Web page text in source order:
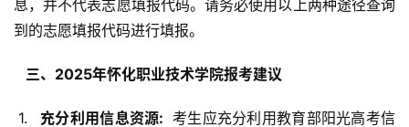
息，并不代表志愿填报代码。请务必使用以上两种途径查询
到的志愿填报代码进行填报。
  三、2025年怀化职业技术学院报考建议
1.
  充分利用信息资源:
考生应充分利用教育部阳光高考信